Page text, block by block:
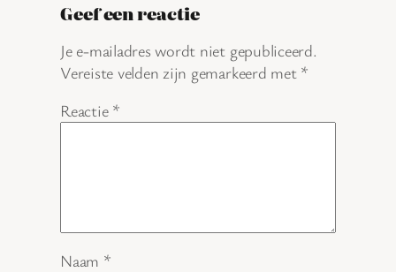
Geef een reactie
Je e-mailadres wordt niet gepubliceerd.
Vereiste velden zijn gemarkeerd met *
Reactie *
Naam *